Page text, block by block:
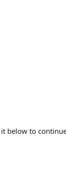
below to